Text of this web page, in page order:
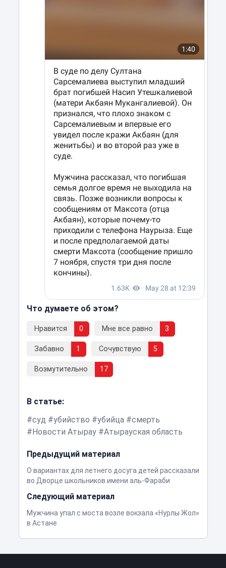
Что думаете об этом?
Нравится 0 Мне все равно 3
Забавно 1 Сочувствую 5
Возмутительно 17
В статье:
суд
убийство убийца
смерть
Новости Атырау
Атырауская область
Предыдущий материал
О вариантах для летнего досуга детей рассказали
во Дворце школьников имени аль-Фараби
Следующий материал
Мужчина упал с моста возле вокзала «Нурлы Жол»
в Астане